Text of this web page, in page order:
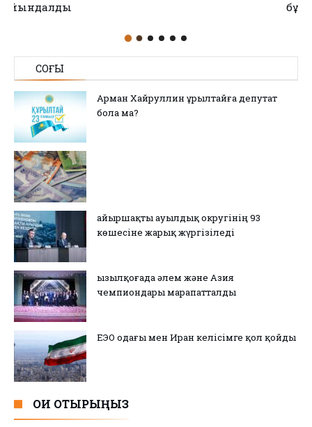
бұзушылық анықталады
СОҢҒЫ
Арман Хайруллин Құрылтайға депутат
бола ма?
Қайыршақты ауылдық округінің 93
көшесіне жарық жүргізіледі
Қызылқоғада әлем және Азия
чемпиондары марапатталды
ЕЭО одағы мен Иран келісімге қол қойды
ОҚИ ОТЫРЫҢЫЗ